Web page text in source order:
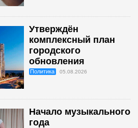
Утверждён
комплексный план
городского
обновления
Политика 05.08.2026
Начало музыкального
года